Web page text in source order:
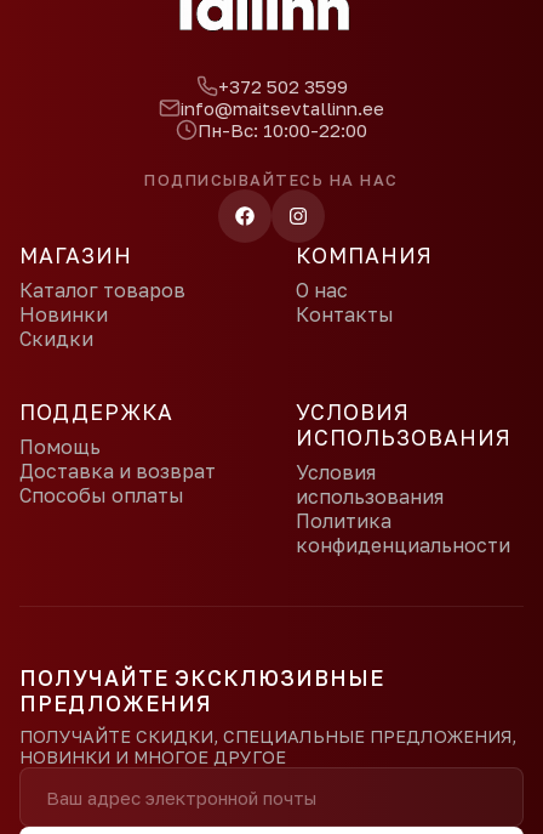
+372 502 3599
info@maitsevtallinn.ee
Пн-Вс: 10:00-22:00
ПОДПИСЫВАЙТЕСЬ НА НАС
МАГАЗИН
Каталог товаров
Новинки
Скидки
КОМПАНИЯ
О нас
Контакты
ПОДДЕРЖКА
Помощь
Доставка и возврат
Способы оплаты
УСЛОВИЯ
ИСПОЛЬЗОВАНИЯ
Условия
использования
Политика
конфиденциальности
ПОЛУЧАЙТЕ ЭКСКЛЮЗИВНЫЕ
ПРЕДЛОЖЕНИЯ
ПОЛУЧАЙТЕ СКИДКИ, СПЕЦИАЛЬНЫЕ ПРЕДЛОЖЕНИЯ,
НОВИНКИ И МНОГОЕ ДРУГОЕ